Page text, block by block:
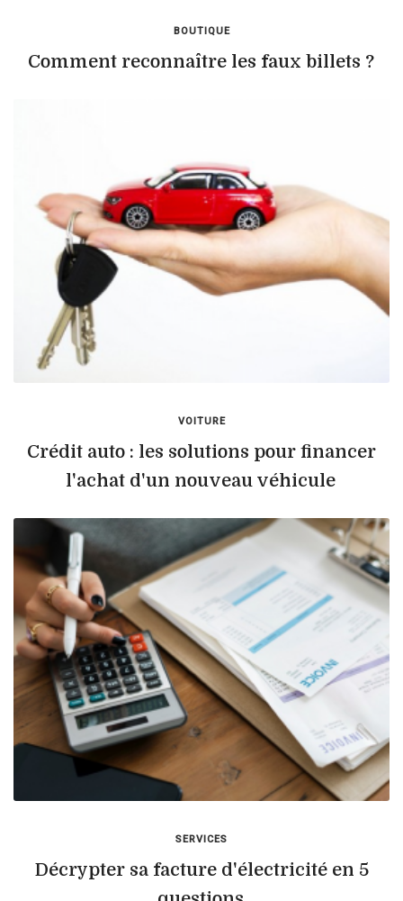
BOUTIQUE
Comment reconnaître les faux billets ?
VOITURE
Crédit auto : les solutions pour financer
l'achat d'un nouveau véhicule
SERVICES
Décrypter sa facture d'électricité en 5